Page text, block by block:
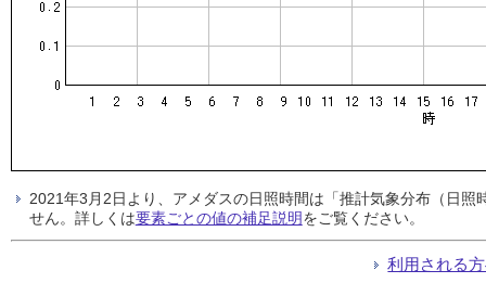
2021年3月2日より、アメダスの日照時間は「推計気象分布（日
せん。詳しくは要素ごとの値の補足説明をご覧ください。
利用される